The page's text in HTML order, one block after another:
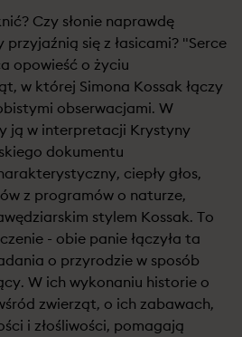
Czy słonie naprawdę
przyjaźnią się z łasicami? "Serce
opowieść o życiu
w której Simona Kossak łączy
obserwacjami. W
ją w interpretacji Krystyny
dokumentu
ciepły głos,
z programów o naturze,
stylem Kossak. To
- obie panie łączyła ta
o przyrodzie w sposób
W ich wykonaniu historie o
zwierząt, o ich zabawach,
i złośliwości, pomagają